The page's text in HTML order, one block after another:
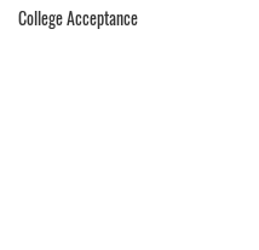
College Acceptance